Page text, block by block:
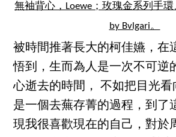
無袖背心，Loewe；玫瑰金系列手環
by Bvlgari。
被時間推著長大的柯佳嬿，在
悟到，生而為人是一次不可逆
心逝去的時間， 不如把目光看
是一個去蕪存菁的過程，到了
現我很喜歡現在的自己，對於